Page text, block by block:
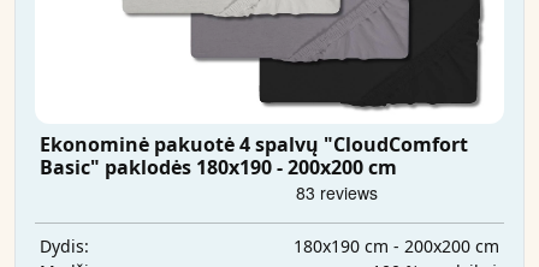
Ekonominė pakuotė 4 spalvų "CloudComfort
Basic" paklodės 180x190 - 200x200 cm
Dydis:
180x190 cm - 200x200 cm